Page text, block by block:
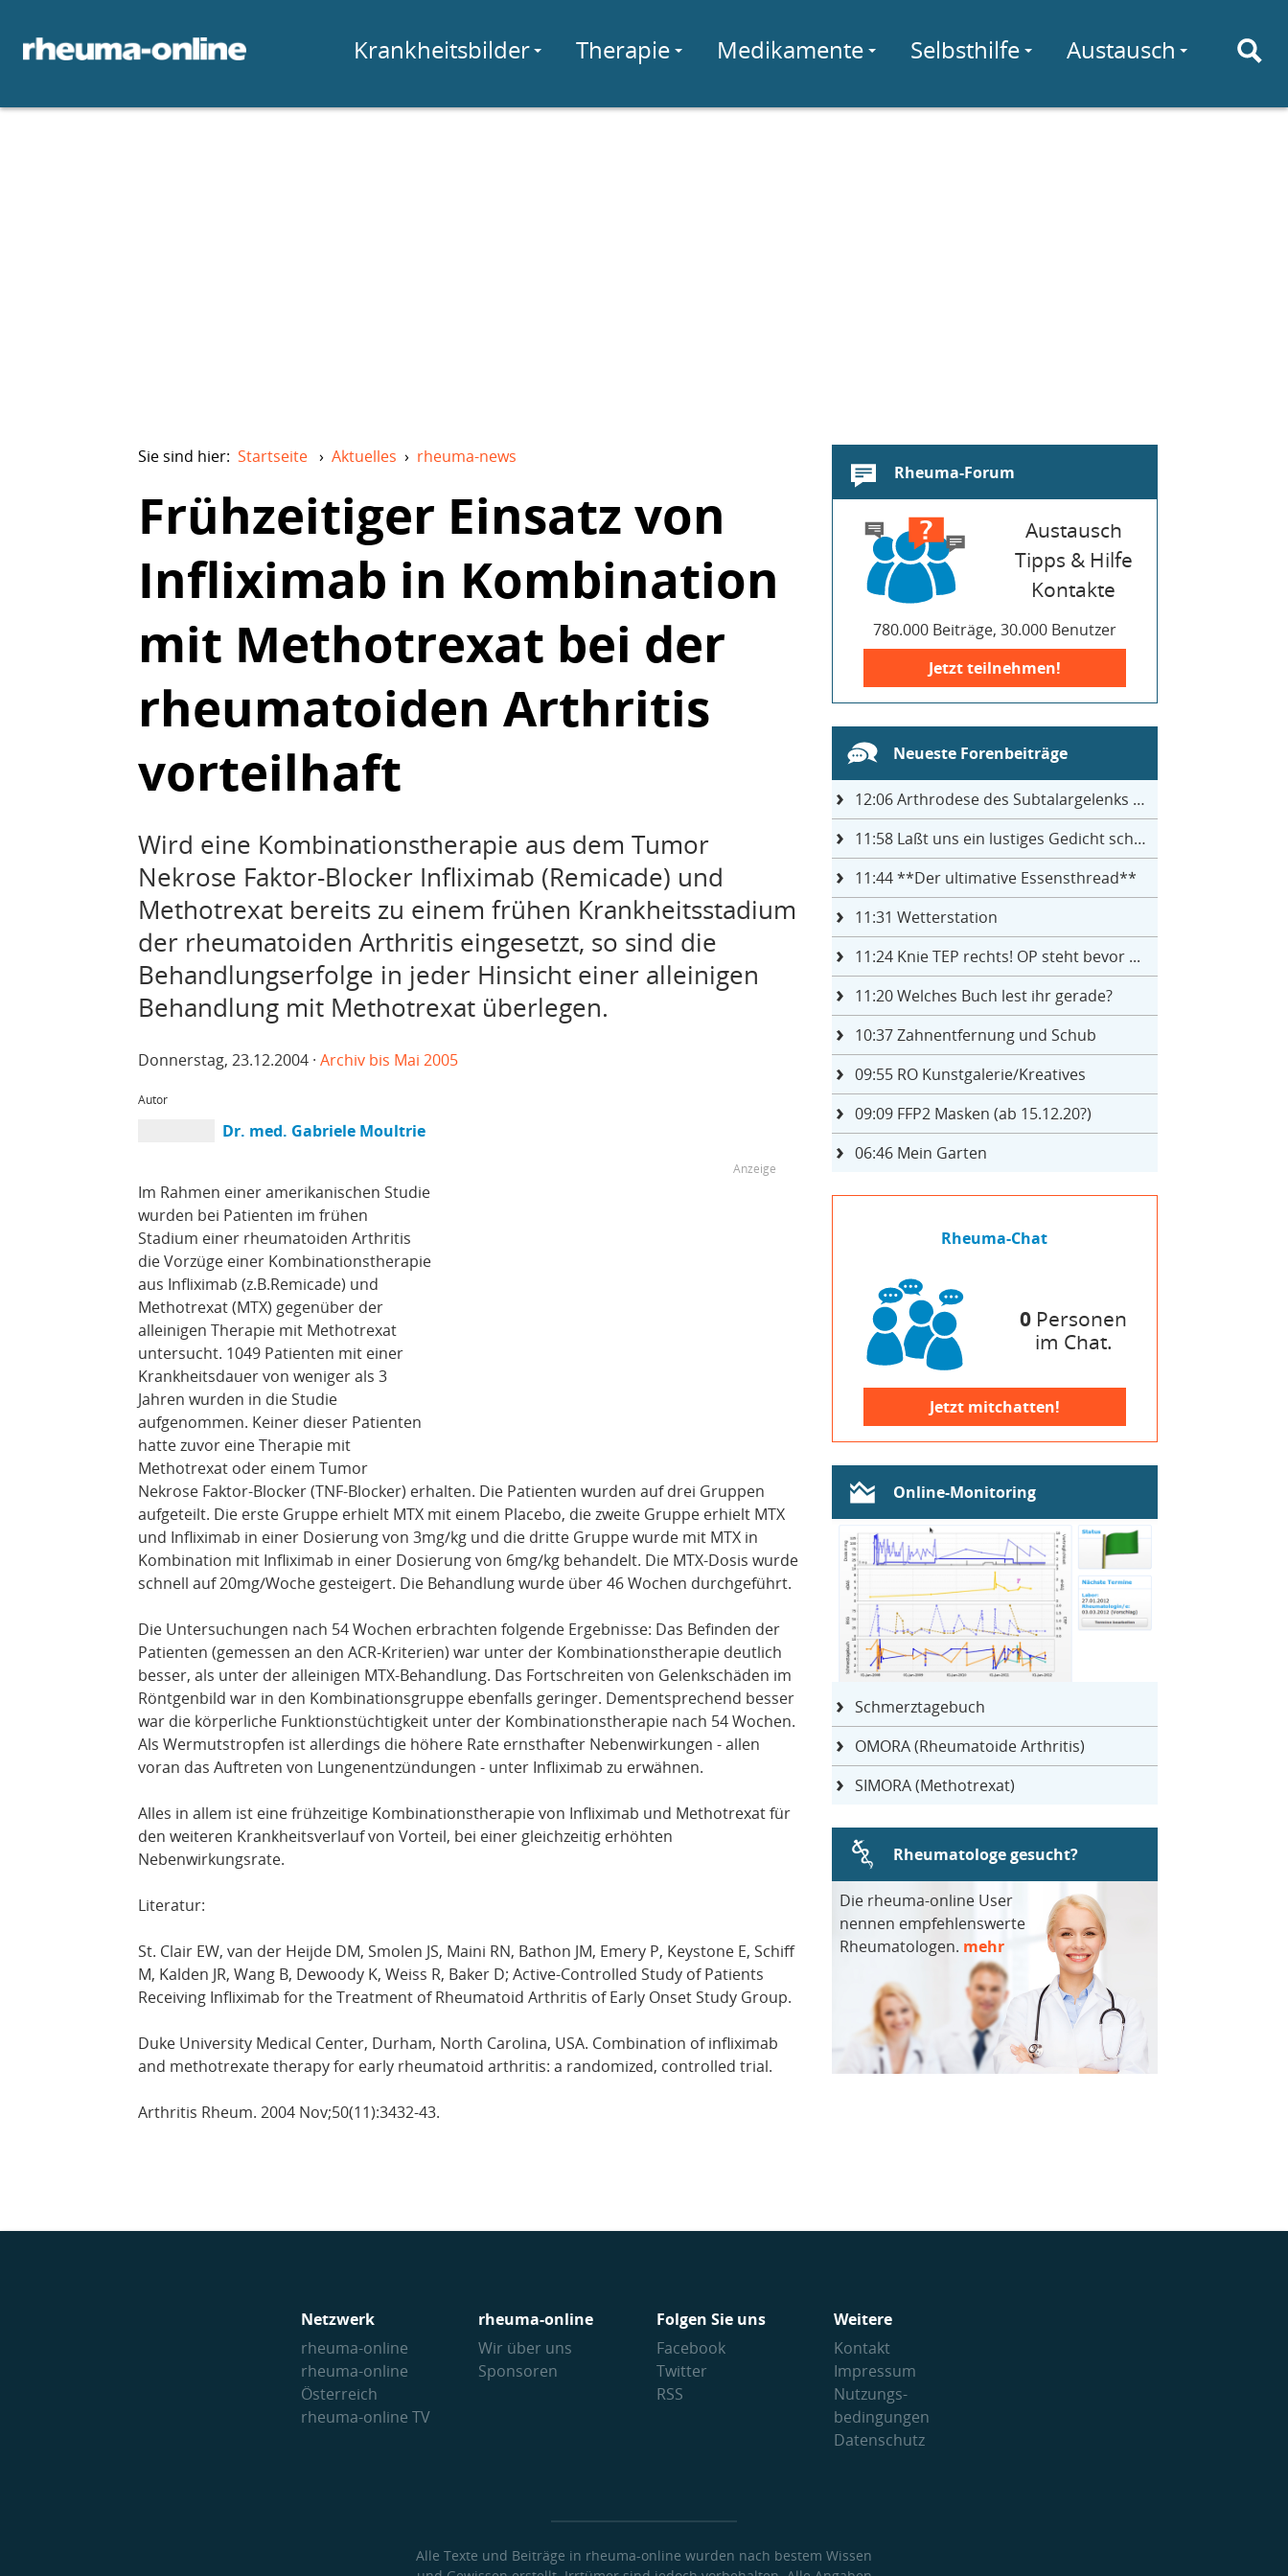
Krankheitsbilder Therapie Medikamente Selbsthilfe Austausch
Sie sind hier: Startseite › Aktuelles › rheuma-news
Frühzeitiger Einsatz von
Infliximab in Kombination
mit Methotrexat bei der
rheumatoiden Arthritis
vorteilhaft
Wird eine Kombinationstherapie aus dem Tumor
Nekrose Faktor-Blocker Infliximab (Remicade) und
Methotrexat bereits zu einem frühen Krankheitsstadium
der rheumatoiden Arthritis eingesetzt, so sind die
Behandlungserfolge in jeder Hinsicht einer alleinigen
Behandlung mit Methotrexat überlegen.
Donnerstag, 23.12.2004 · Archiv bis Mai 2005
Autor
Dr. med. Gabriele Moultrie
Im Rahmen einer amerikanischen Studie
wurden bei Patienten im frühen
Stadium einer rheumatoiden Arthritis
die Vorzüge einer Kombinationstherapie
aus Infliximab (z.B.Remicade) und
Methotrexat (MTX) gegenüber der
alleinigen Therapie mit Methotrexat
untersucht. 1049 Patienten mit einer
Krankheitsdauer von weniger als 3
Jahren wurden in die Studie
aufgenommen. Keiner dieser Patienten
hatte zuvor eine Therapie mit
Methotrexat oder einem Tumor
Nekrose Faktor-Blocker (TNF-Blocker) erhalten. Die Patienten wurden auf drei Gruppen
aufgeteilt. Die erste Gruppe erhielt MTX mit einem Placebo, die zweite Gruppe erhielt MTX
und Infliximab in einer Dosierung von 3mg/kg und die dritte Gruppe wurde mit MTX in
Kombination mit Infliximab in einer Dosierung von 6mg/kg behandelt. Die MTX-Dosis wurde
schnell auf 20mg/Woche gesteigert. Die Behandlung wurde über 46 Wochen durchgeführt.
Die Untersuchungen nach 54 Wochen erbrachten folgende Ergebnisse: Das Befinden der
Patienten (gemessen an den ACR-Kriterien) war unter der Kombinationstherapie deutlich
besser, als unter der alleinigen MTX-Behandlung. Das Fortschreiten von Gelenkschäden im
Röntgenbild war in den Kombinationsgruppe ebenfalls geringer. Dementsprechend besser
war die körperliche Funktionstüchtigkeit unter der Kombinationstherapie nach 54 Wochen.
Als Wermutstropfen ist allerdings die höhere Rate ernsthafter Nebenwirkungen - allen
voran das Auftreten von Lungenentzündungen - unter Infliximab zu erwähnen.
Alles in allem ist eine frühzeitige Kombinationstherapie von Infliximab und Methotrexat für
den weiteren Krankheitsverlauf von Vorteil, bei einer gleichzeitig erhöhten
Nebenwirkungsrate.
Literatur:
St. Clair EW, van der Heijde DM, Smolen JS, Maini RN, Bathon JM, Emery P, Keystone E, Schiff
M, Kalden JR, Wang B, Dewoody K, Weiss R, Baker D; Active-Controlled Study of Patients
Receiving Infliximab for the Treatment of Rheumatoid Arthritis of Early Onset Study Group.
Duke University Medical Center, Durham, North Carolina, USA. Combination of infliximab
and methotrexate therapy for early rheumatoid arthritis: a randomized, controlled trial.
Arthritis Rheum. 2004 Nov;50(11):3432-43.
Rheuma-Forum
Austausch
Tipps & Hilfe
Kontakte
780.000 Beiträge, 30.000 Benutzer
Jetzt teilnehmen!
Neueste Forenbeiträge
12:06Arthrodese des Subtalargelenks mit 27
11:58Laßt uns ein lustiges Gedicht schreiben- jeder einen Satz
11:44**Der ultimative Essensthread**
11:31 Wetterstation
11:24Knie TEP rechts! OP steht bevor ...
11:20Welches Buch lest ihr gerade?
10:37Zahnentfernung und Schub
09:55RO Kunstgalerie/Kreatives
09:09FFP2 Masken (ab 15.12.20?)
06:46Mein Garten
Rheuma-Chat
0 Personen
im Chat.
Jetzt mitchatten!
Online-Monitoring
Schmerztagebuch
OMORA (Rheumatoide Arthritis)
SIMORA (Methotrexat)
Rheumatologe gesucht?
Die rheuma-online User
nennen empfehlenswerte
Rheumatologen. mehr
Netzwerk
rheuma-online
rheuma-online
Österreich
rheuma-online TV
rheuma-online
Wir über uns
Sponsoren
Folgen Sie uns
Facebook
Twitter
RSS
Weitere
Kontakt
Impressum
Nutzungs­
bedingungen
Datenschutz
Alle Texte und Beiträge in rheuma-online wurden nach bestem Wissen